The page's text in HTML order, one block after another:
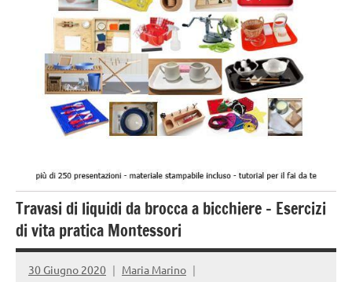
Travasi di liquidi da brocca a bicchiere – Esercizi
di vita pratica Montessori
30 Giugno 2020 Maria Marino